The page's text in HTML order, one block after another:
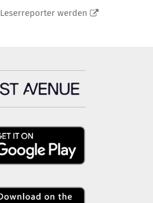
Leserreporter werden